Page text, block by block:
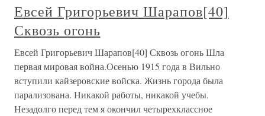
Евсей Григорьевич Шарапов[40]
Сквозь огонь
Евсей Григорьевич Шарапов[40] Сквозь огонь Шла
первая мировая война.Осенью 1915 года в Вильно
вступили кайзеровские войска. Жизнь города была
парализована. Никакой работы, никакой учебы.
Незадолго перед тем я окончил четырехклассное